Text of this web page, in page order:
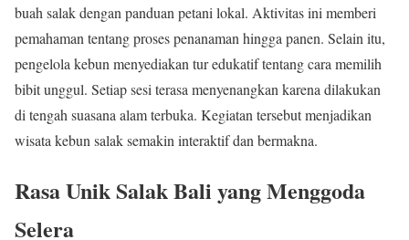
buah salak dengan panduan petani lokal. Aktivitas ini memberi
pemahaman tentang proses penanaman hingga panen. Selain itu,
pengelola kebun menyediakan tur edukatif tentang cara memilih
bibit unggul. Setiap sesi terasa menyenangkan karena dilakukan
di tengah suasana alam terbuka. Kegiatan tersebut menjadikan
wisata kebun salak semakin interaktif dan bermakna.
Rasa Unik Salak Bali yang Menggoda
Selera